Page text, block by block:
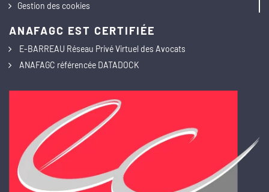
Gestion des cookies
ANAFAGC EST CERTIFIÉE
E-BARREAU Réseau Privé Virtuel des Avocats
ANAFAGC référencée DATADOCK